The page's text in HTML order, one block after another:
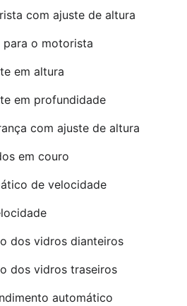
com ajuste de altura
o motorista
em altura
em profundidade
com ajuste de altura
em couro
de velocidade
dos vidros dianteiros
dos vidros traseiros
automático